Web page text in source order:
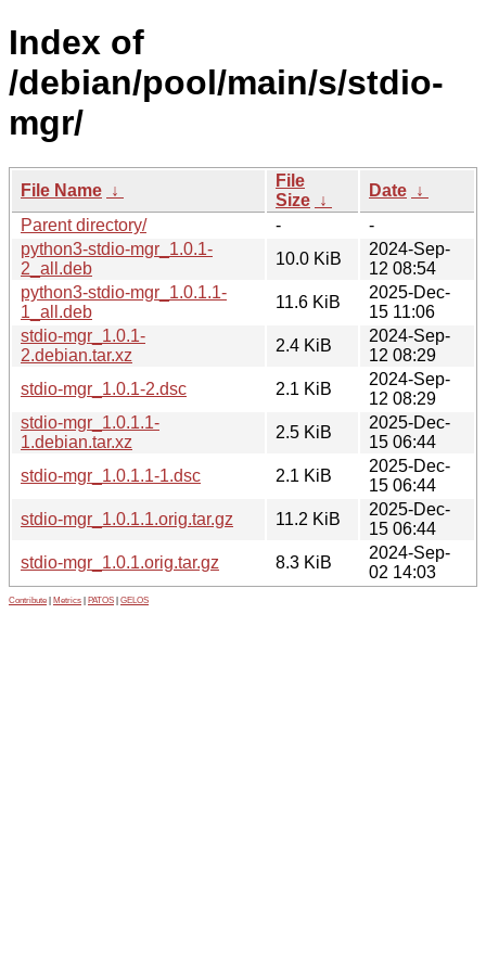
Index of
/debian/pool/main/s/stdio-
mgr/
File Name ↓
File
Size ↓
Date ↓
Parent directory/
-
-
python3-stdio-mgr_1.0.1-
2_all.deb
10.0 KiB
2024-Sep-
12 08:54
python3-stdio-mgr_1.0.1.1-
1_all.deb
11.6 KiB
2025-Dec-
15 11:06
stdio-mgr_1.0.1-
2.debian.tar.xz
2.4 KiB
2024-Sep-
12 08:29
stdio-mgr_1.0.1-2.dsc
2.1 KiB
2024-Sep-
12 08:29
stdio-mgr_1.0.1.1-
1.debian.tar.xz
2.5 KiB
2025-Dec-
15 06:44
stdio-mgr_1.0.1.1-1.dsc
2.1 KiB
2025-Dec-
15 06:44
stdio-mgr_1.0.1.1.orig.tar.gz
11.2 KiB
2025-Dec-
15 06:44
stdio-mgr_1.0.1.orig.tar.gz
8.3 KiB
2024-Sep-
02 14:03
Contribute Metrics PATOS GELOS